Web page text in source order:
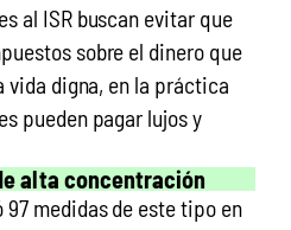
al ISR buscan evitar que
sobre el dinero que
digna, en la práctica
pueden pagar lujos y
alta concentración
97 medidas de este tipo en